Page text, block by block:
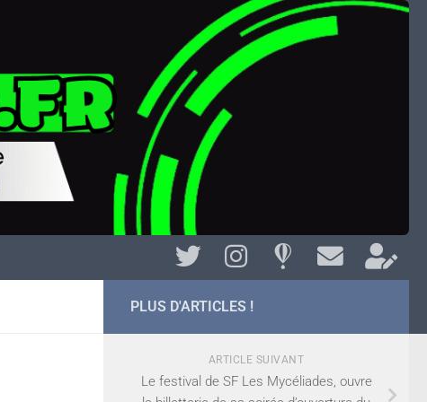
PLUS D'ARTICLES !
ARTICLE SUIVANT
Le festival de SF Les Mycéliades, ouvre